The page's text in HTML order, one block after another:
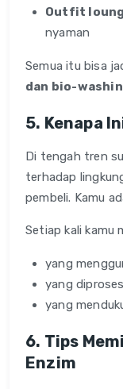
Outfit
nyaman
Semua itu bisa
dan bio-
5. Kenapa
Di tengah tren
terhadap
pembeli. Kamu
Setiap kali kamu
yang
yang
yang
6. Tips
Enzim